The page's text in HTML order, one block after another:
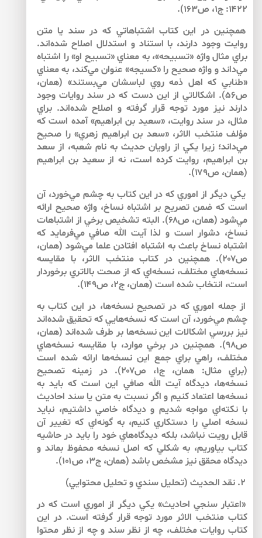
۱۴۲۲: ج‏۱، ص۱۶۳).
همچنين در اين كتاب اشتباهاتي كه در سند يا متن
روايت وجود دارند، با استناد و استدلال اصلاح شده‌اند.
براي مثال واژه «تسبيحه»، به معناي «تسبيح او» را اشتباه
مي‌‌داند و واژه صحيح را «كسيجه» عنوان مي‌كند، به معناي
«طنابي كه اهل ذمه روي لباسشان مي‌‌بستند» (همان،
ص۵۶). اشكالاتي از اين دست كه در سند روايات وجود
دارند نيز مورد توجه قرار گرفته و اصلاح شده‌اند. براي
مثال، در سند روايت، «سعيد بن ابراهيم» آمده است كه
مؤلف منتخب الاثر، «سعد بن ابراهيم زهري» را صحيح
مي‌داند؛ زيرا يكي از راويان حديث به نام شعبه، از سعد
بن ابراهيم، روايت كرده است، نه از سعيد بن ابراهيم
(همان، ص۱۷۹).
يكي ديگر از اموري كه در اين كتاب به چشم مي‌‌خورد، آن
است كه ضمن تصريح بر اشتباه نساخ، واژه صحيح ارائه
مي‌شود (همان، ص۶۸). البته تشخيص برخي از اشتباهات
نساخ، دشوار است و لذا آيت الله صافي مي‌‌فرمايد كه
اشتباه نساخ باعث به اشتباه افتادن علما مي‌‌شود (همان،
ص۲۰۷). همچنين در كتاب منتخب الاثر، با مقايسه
نسخه‌هاي مختلف، نسخه‌‌اي كه از صحت بالاتري برخوردار
است، انتخاب شده است (همان، ج‏۲، ص۱۴۹).
از جمله اموري كه در تصحيح نسخه‌ها، در اين كتاب به
چشم مي‌‌خورد، آن است كه نسخه‌‌هايي كه تحقيق شده‌‌اند
نيز بررسي اشكالات اين نسخه‌ها بر طرف شده‌اند (همان،
ص۹۸). همچنين در برخي موارد، با مقايسه نسخه‌‌هاي
مختلف، راهي براي جمع اين نسخه‌‌ها ارائه شده است
(براي مثال: همان، ج‏۱، ص۲۰۷). در زمينه تصحيح
نسخه‌ها، ديدگاه آيت الله صافي اين است كه بايد به
نسخه‌‌ها اعتماد كنيم و اگر نسبت به متن يا سند احاديث
با نكته‌اي مواجه شديم و ديدگاه خاصي داشتيم، نبايد
نسخه اصلي را دستكاري كنيم، به گونه‌‌اي كه تغيير آن
قابل رويت نباشد، بلكه ديدگاه‌هاي خود را بايد در حاشيه
كتاب بياوريم، به شكلي كه اصل نسخه محفوظ بماند و
ديدگاه محقق نيز مشخص باشد (همان، ج‏۳، ص۱۰۱).
۲. نقد الحديث (تحليل سندي و تحليل محتوايي)
«اعتبار سنجي احاديث» يكي ديگر از اموري است كه در
كتاب منتخب الاثر مورد توجه قرار گرفته است. در اين
كتاب روايات مختلف، چه از نظر سند و چه از نظر محتوا